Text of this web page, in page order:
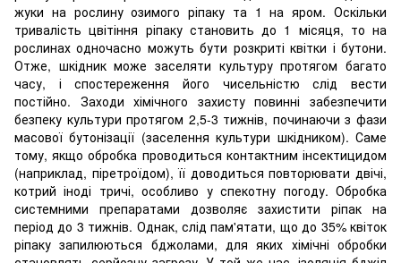
жуки на рослину озимого ріпаку та 1 на яром. Оскільки
тривалість цвітіння ріпаку становить до 1 місяця, то на
рослинах одночасно можуть бути розкриті квітки і бутони.
Отже, шкідник може заселяти культуру протягом багато
часу, і спостереження його чисельністю слід вести
постійно. Заходи хімічного захисту повинні забезпечити
безпеку культури протягом 2,5-3 тижнів, починаючи з фази
масової бутонізації (заселення культури шкідником). Саме
тому, якщо обробка проводиться контактним інсектицидом
(наприклад, піретроїдом), її доводиться повторювати двічі,
котрий іноді тричі, особливо у спекотну погоду. Обробка
системними препаратами дозволяє захистити ріпак на
період до 3 тижнів. Однак, слід пам'ятати, що до 35% квіток
ріпаку запилюються бджолами, для яких хімічні обробки